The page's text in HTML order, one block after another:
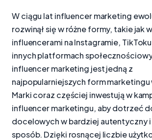
W ciągu lat influencer marketing
rozwinął się w różne formy, takie jak
influencerami na Instagramie,
innych platformach
influencer marketing jest jedną z
najpopularniejszych form marketingu
Marki coraz częściej inwestują w
influencer marketingu, aby dotrzeć
docelowych w bardziej autentyczny i
sposób. Dzięki rosnącej liczbie